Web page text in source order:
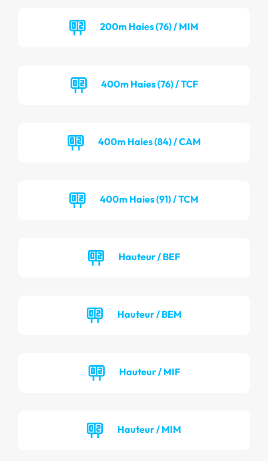
200m Haies (76) / MIM
400m Haies (76) / TCF
400m Haies (84) / CAM
400m Haies (91) / TCM
Hauteur / BEF
Hauteur / BEM
Hauteur / MIF
Hauteur / MIM